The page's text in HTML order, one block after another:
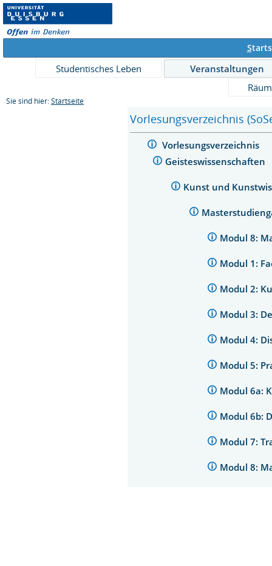
S
Studentisches Leben
Veranstaltungen
Sie sind hier: Startseite
Vorlesungsverzeichnis
Vorlesungsverzeichnis
Geisteswissenschaften
Kunst und
Modul 8:
Modul 1:
Modul 2:
Modul 3:
Modul 4:
Modul 5:
Modul 6a:
Modul 6b:
Modul 7:
Modul 8: